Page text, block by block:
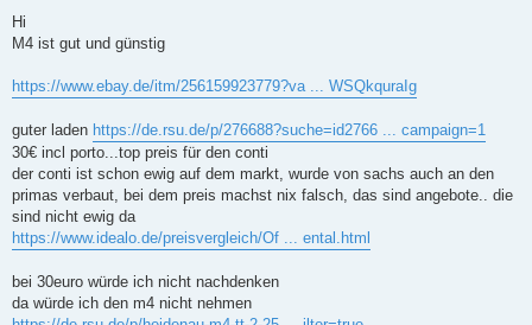
r
Hi
M4 ist gut und günstig
https://www.ebay.de/itm/256159923779?va ... WSQkquraIg
guter laden https://de.rsu.de/p/276688?suche=id2766 ... campaign=1
30€ incl porto...top preis für den conti
der conti ist schon ewig auf dem markt, wurde von sachs auch an den
primas verbaut, bei dem preis machst nix falsch, das sind angebote.. die
sind nicht ewig da
https://www.idealo.de/preisvergleich/Of ... ental.html
bei 30euro würde ich nicht nachdenken
da würde ich den m4 nicht nehmen